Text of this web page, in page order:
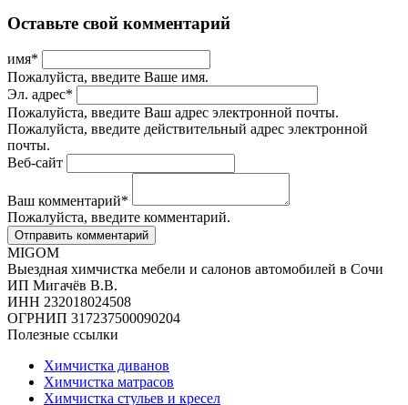
Оставьте свой комментарий
имя*
Пожалуйста, введите Ваше имя.
Эл. адрес*
Пожалуйста, введите Ваш адрес электронной почты.
Пожалуйста, введите действительный адрес электронной
почты.
Веб-сайт
Ваш комментарий*
Пожалуйста, введите комментарий.
MIGOM
Выездная химчистка мебели и салонов автомобилей в Сочи
ИП Мигачёв В.В.
ИНН 232018024508
ОГРНИП 317237500090204
Полезные ссылки
Химчистка диванов
Химчистка матрасов
Химчистка стульев и кресел